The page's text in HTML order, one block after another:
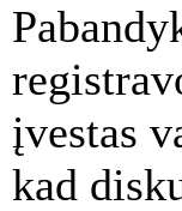
įvestas
kad